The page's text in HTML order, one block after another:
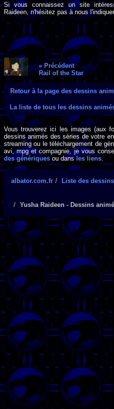
Si vous connaissez un site
Raideen, n'hésitez pas à nous
« Précédent
Rail of the Star
Retour à la page des dessins
La liste de tous les dessins
Vous trouverez ici les images (aux
dessins animés des séries de votre
streaming ou le téléchargement de
avi, mpg et compagnie, je vous
des génériques ou dansles liens.
albator.com.fr Liste des
Yusha Raideen - Dessins